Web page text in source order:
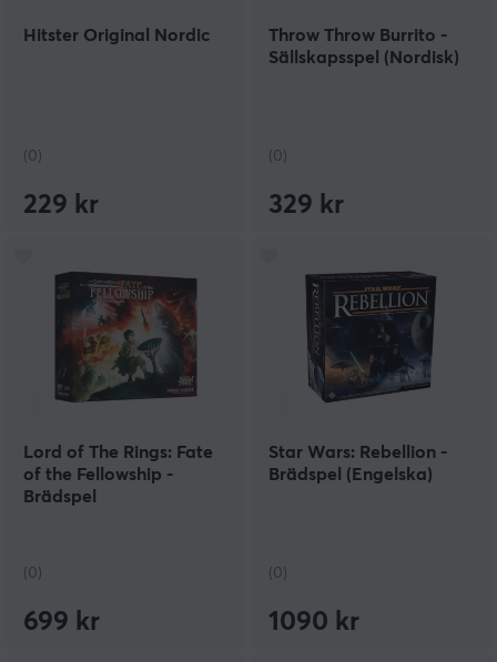
Hitster Original Nordic
(0)
229 kr
Throw Throw Burrito -
Sällskapsspel (Nordisk)
(0)
329 kr
Lord of The Rings: Fate
of the Fellowship -
Brädspel
(0)
699 kr
Star Wars: Rebellion -
Brädspel (Engelska)
(0)
1090 kr